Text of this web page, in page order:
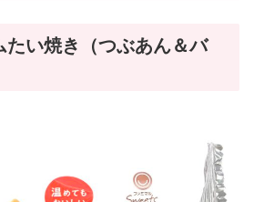
たい焼き（つぶあん＆バ